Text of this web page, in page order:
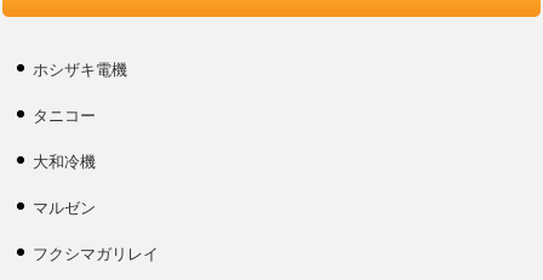
ホシザキ電機
タニコー
大和冷機
マルゼン
フクシマガリレイ